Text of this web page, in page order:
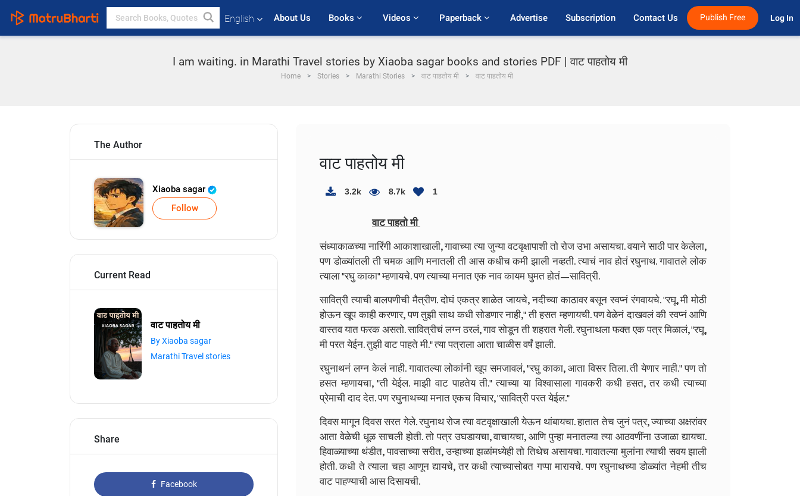
English About Us Books Videos Paperback Advertise Subscription Contact Us Publish Free Log In
I am waiting. in Marathi Travel stories by Xiaoba sagar books and stories PDF | वाट पाहतोय मी
Home Stories Marathi Stories वाट पाहतोय मी वाट पाहतोय मी
The Author
Xiaoba sagar
Follow
Current Read
वाट पाहतोय मी
By Xiaoba sagar
Marathi Travel stories
Share
Facebook
वाट पाहतोय मी
3.2k 8.7k 1
वाट पाहतो मी
संध्याकाळच्या नारिंगी आकाशाखाली, गावाच्या त्या जुन्या वटवृक्षापाशी तो रोज उभा असायचा. वयाने साठी पार केलेला,
पण डोळ्यांतली ती चमक आणि मनातली ती आस कधीच कमी झाली नव्हती. त्याचं नाव होतं रघुनाथ. गावातले लोक
त्याला "रघु काका" म्हणायचे. पण त्याच्या मनात एक नाव कायम घुमत होतं—सावित्री.
सावित्री त्याची बालपणीची मैत्रीण. दोघं एकत्र शाळेत जायचे, नदीच्या काठावर बसून स्वप्नं रंगवायचे. "रघू, मी मोठी
होऊन खूप काही करणार, पण तुझी साथ कधी सोडणार नाही," ती हसत म्हणायची. पण वेळेनं दाखवलं की स्वप्नं आणि
वास्तव यात फरक असतो. सावित्रीचं लग्न ठरलं, गाव सोडून ती शहरात गेली. रघुनाथला फक्त एक पत्र मिळालं, "रघू,
मी परत येईन. तुझी वाट पाहते मी." त्या पत्राला आता चाळीस वर्षं झाली.
रघुनाथनं लग्न केलं नाही. गावातल्या लोकांनी खूप समजावलं, "रघु काका, आता विसर तिला. ती येणार नाही." पण तो
हसत म्हणायचा, "ती येईल. माझी वाट पाहतेय ती." त्याच्या या विश्वासाला गावकरी कधी हसत, तर कधी त्याच्या
प्रेमाची दाद देत. पण रघुनाथच्या मनात एकच विचार, "सावित्री परत येईल."
दिवस मागून दिवस सरत गेले. रघुनाथ रोज त्या वटवृक्षाखाली येऊन थांबायचा. हातात तेच जुनं पत्र, ज्याच्या अक्षरांवर
आता वेळेची धूळ साचली होती. तो पत्र उघडायचा, वाचायचा, आणि पुन्हा मनातल्या त्या आठवणींना उजाळा द्यायचा.
हिवाळ्याच्या थंडीत, पावसाच्या सरीत, उन्हाच्या झळांमध्येही तो तिथेच असायचा. गावातल्या मुलांना त्याची सवय झाली
होती. कधी ते त्याला चहा आणून द्यायचे, तर कधी त्याच्यासोबत गप्पा मारायचे. पण रघुनाथच्या डोळ्यांत नेहमी तीच
वाट पाहण्याची आस दिसायची.